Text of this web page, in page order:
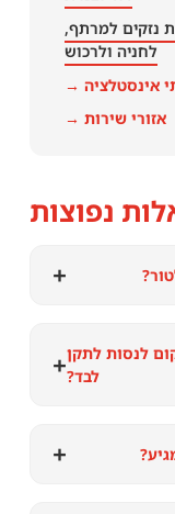
נזקים למרתף,
לחניה ולרכוש
אינסטלציה →
אזורי שירות →
נפוצות
+
לנסות לתקן
לבד?+
+